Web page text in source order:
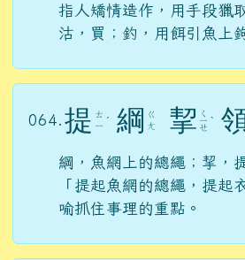
指人矯情造作，用手段獵
沽，買；釣，用餌引魚上
064. 提 ㄊ
ㄧ ˊ 綱
ㄍ
ㄤ
挈 ㄑ
ㄧ
ㄝ
ˋ
綱，魚網上的總繩；挈，
「提起魚網的總繩，提起
喻抓住事理的重點。